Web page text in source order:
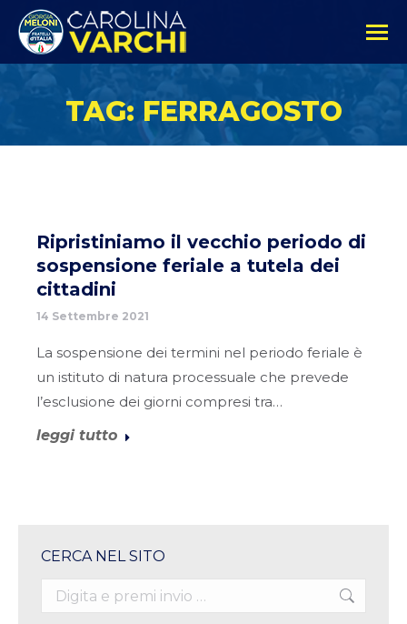
TAG: FERRAGOSTO
Ripristiniamo il vecchio periodo di
sospensione feriale a tutela dei
cittadini
14 Settembre 2021
La sospensione dei termini nel periodo feriale è
un istituto di natura processuale che prevede
l’esclusione dei giorni compresi tra…
leggi tutto
CERCA NEL SITO
Search: